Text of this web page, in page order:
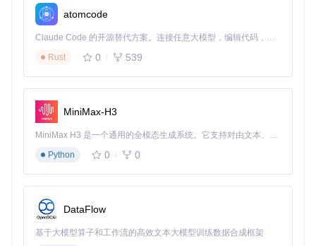
据，减少带宽占用。同步策略可通过
php进行自定义配置。
本地化部署支持索尼等专业设备的实时状态监控
实施路径：从环境准备到系统优化
环境标准化配置
硬件要求：
处理器：双核CPU
内存：2GB RAM（推荐4GB）
存储：20GB SSD（支持数据增长）
操作系统：Ubuntu 22.04 LTS或CentOS 8
依赖检查：
atomcode
Claude Code 的开源替代方案。连接任意大模型，编辑代码，运行命令，自动验证 — 全自动执行。用 Rust 构建，极致性能。 ｜ An open-source alternative to Claude Code. Connect any LLM, edit code, run commands, and verify changes — autonomously. Built in Rust for speed. Get Started
Rust
0 539
MiniMax-H3
MiniMax H3 是一个通用的全模态生成系统。它支持对由文本、图像、视频和音频组成的多模态上下文进行统一理解，并能生成分辨率高达 2K、时长可达 15 秒的带原生立体声音频的视频。得益于面向任务泛化的系统设计，H3 在预训练阶段就已具备广泛的多模态上下文理解与生成能力，能够出色地执行复杂的多模态指令。
Python
0 0
DataFlow
基于大模型算子和工作流的高效文本大模型训练数据合成框架